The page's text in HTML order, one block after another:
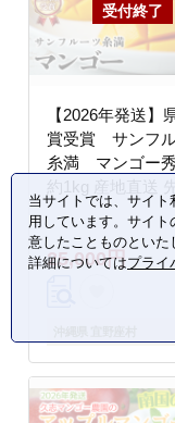
【2026年発送】
賞受賞 サンフ
糸満 マンゴー
約1kg 産地直送
約 フルーツ 果物
もの アップルマ
アップル アーウ
の果物 甘い おす
プレゼント 贈答
25,000円
当サイトでは、サイ
用しています。サイ
意したことものといた
詳細についてはプライ